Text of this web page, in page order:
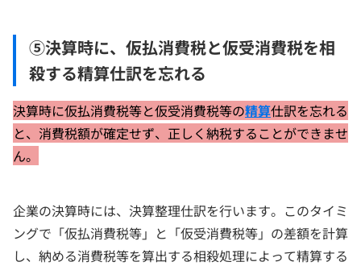
⑤決算時に、仮払消費税と仮受消費税を相
殺する精算仕訳を忘れる
決算時に仮払消費税等と仮受消費税等の精算仕訳を忘れる
と、消費税額が確定せず、正しく納税することができませ
ん。
企業の決算時には、決算整理仕訳を行います。このタイミ
ングで「仮払消費税等」と「仮受消費税等」の差額を計算
し、納める消費税等を算出する相殺処理によって精算する